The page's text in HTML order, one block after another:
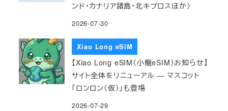
ンド・カナリア諸島・北キプロスほか）
2026-07-30
Xiao Long eSIM
【Xiao Long eSIM（小龍eSIM）お知らせ】
サイト全体をリニューアル — マスコット
「ロンロン（仮）」も登場
2026-07-29